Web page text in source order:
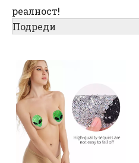
реалност!
Подреди